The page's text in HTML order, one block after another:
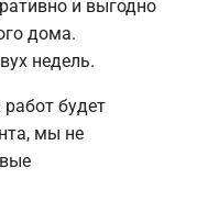
и выгодно
дома.
недель.
будет
мы не